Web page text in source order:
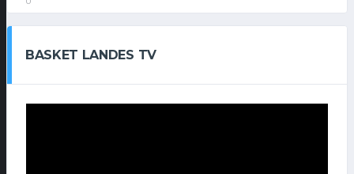
BASKET LANDES TV